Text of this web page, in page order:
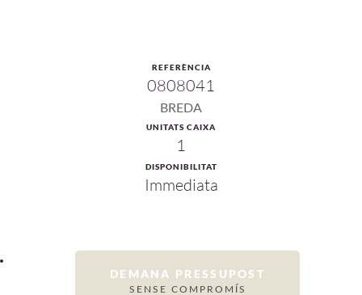
REFERÈNCIA
0808041
BREDA
UNITATS CAIXA
1
DISPONIBILITAT
Immediata
DEMANA PRESSUPOST
SENSE COMPROMÍS